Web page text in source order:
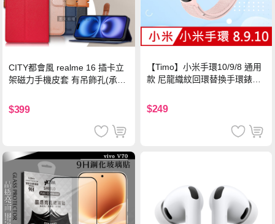
CITY都會風 realme 16 插卡立
架磁力手機皮套 有吊飾孔(承諾
$399
【Timo】小米手環10/9/8 通用
款 尼龍織紋回環替換手環錶帶-
$249